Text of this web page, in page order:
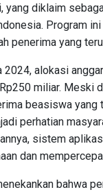
yang diklaim
Program
penerima yang
2024, alokasi
miliar. Meski
beasiswa yang
perhatian
sistem
dan
bahwa